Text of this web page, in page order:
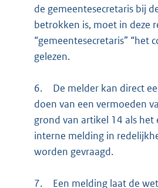
de gemeentesecretaris bij
betrokken is, moet in deze
“gemeentesecretaris” “het
gelezen.
6.
De melder kan direct
doen van een vermoeden
grond van artikel 14 als het
interne melding in
worden gevraagd.
7. Een melding laat de